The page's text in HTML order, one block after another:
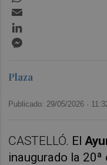
Plaza
Publicado: 29/05/2026 ·
CASTELLÓ. El
inaugurado la